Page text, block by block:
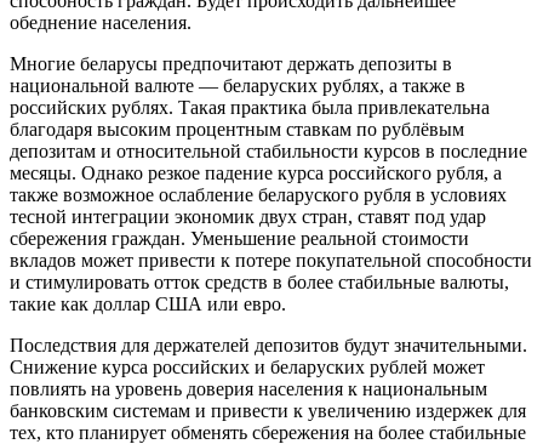
обеднение населения.
Многие беларусы предпочитают держать депозиты в
национальной валюте — беларуских рублях, а также в
российских рублях. Такая практика была привлекательна
благодаря высоким процентным ставкам по рублёвым
депозитам и относительной стабильности курсов в последние
месяцы. Однако резкое падение курса российского рубля, а
также возможное ослабление беларуского рубля в условиях
тесной интеграции экономик двух стран, ставят под удар
сбережения граждан. Уменьшение реальной стоимости
вкладов может привести к потере покупательной способности
и стимулировать отток средств в более стабильные валюты,
такие как доллар США или евро.
Последствия для держателей депозитов будут значительными.
Снижение курса российских и беларуских рублей может
повлиять на уровень доверия населения к национальным
банковским системам и привести к увеличению издержек для
тех, кто планирует обменять сбережения на более стабильные